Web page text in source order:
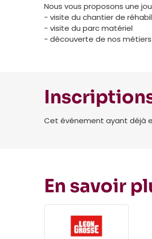
Nous vous proposons une
- visite du chantier de
- visite du parc matériel
- découverte de nos métiers
Cet événement ayant déjà
En savoir